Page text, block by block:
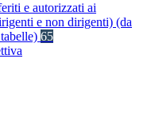
e autorizzati ai
e non dirigenti) (da
65